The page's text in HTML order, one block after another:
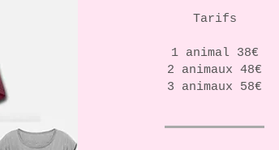
Tarifs
1 animal 38€
2 animaux 48€
3 animaux 58€